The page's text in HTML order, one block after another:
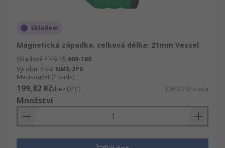
Skladem
Magnetická západka, celková délka: 21mm Vessel
Skladové číslo RS 600-180
Výrobní číslo NMS-2PG
Mezisoučet (1 sada)
199,82 Kč(bez DPH) 199,82 Kč/sada
Množství